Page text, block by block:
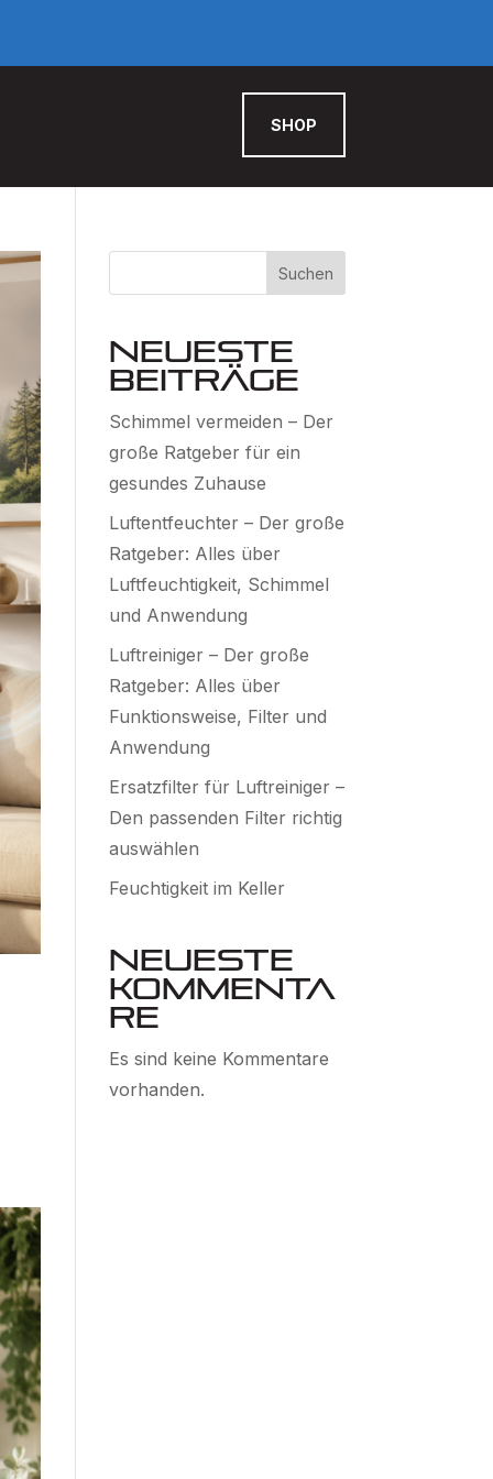
SHOP
Suchen
Neueste
Beiträge
Schimmel vermeiden – Der
große Ratgeber für ein
gesundes Zuhause
Luftentfeuchter – Der große
Ratgeber: Alles über
Luftfeuchtigkeit, Schimmel
und Anwendung
Luftreiniger – Der große
Ratgeber: Alles über
Funktionsweise, Filter und
Anwendung
Ersatzfilter für Luftreiniger –
Den passenden Filter richtig
auswählen
Feuchtigkeit im Keller
Neueste
Kommenta
re
Es sind keine Kommentare
vorhanden.